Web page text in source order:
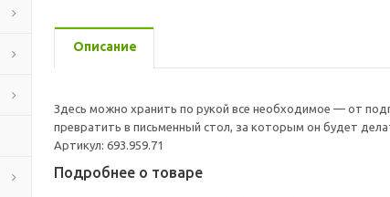
Описание
Здесь можно хранить по рукой все необходимое — от
превратить в письменный стол, за которым он будет
Артикул: 693.959.71
Подробнее о товаре